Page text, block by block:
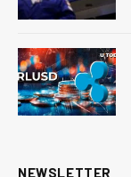
NEWSLETTER